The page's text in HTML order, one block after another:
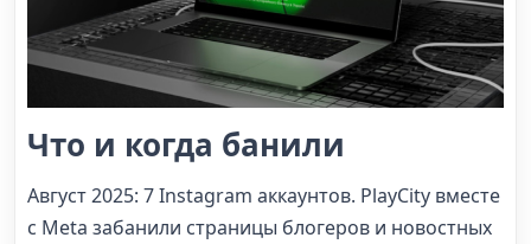
Что и когда банили
Август 2025: 7 Instagram аккаунтов. PlayCity вместе
с Meta забанили страницы блогеров и новостных